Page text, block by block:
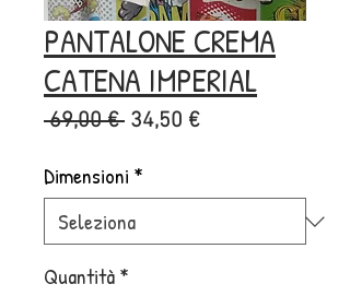
PANTALONE CREMA
CATENA IMPERIAL
69,00 € Prezzo
34,50 €Prezzo
Dimensioni *
Quantità*